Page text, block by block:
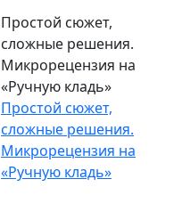
Простой сюжет,
сложные решения.
Микрорецензия на
«Ручную кладь»
Простой сюжет,
сложные решения.
Микрорецензия на
«Ручную кладь»